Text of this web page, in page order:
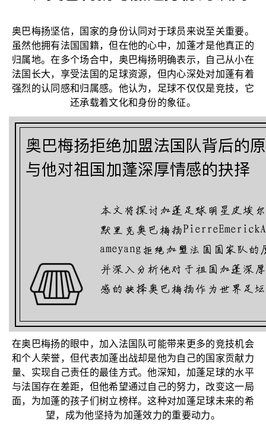
奥巴梅扬坚信，国家的身份认同对于球员来说至关重要。
虽然他拥有法国国籍，但在他的心中，加蓬才是他真正的
归属地。在多个场合中，奥巴梅扬明确表示，自己从小在
法国长大，享受法国的足球资源，但内心深处对加蓬有着
强烈的认同感和归属感。他认为，足球不仅仅是竞技，它
还承载着文化和身份的象征。
在奥巴梅扬的眼中，加入法国队可能带来更多的竞技机会
和个人荣誉，但代表加蓬出战却是他为自己的国家贡献力
量、实现自己责任的最佳方式。他深知，加蓬足球的水平
与法国存在差距，但他希望通过自己的努力，改变这一局
面，为加蓬的孩子们树立榜样。这种对加蓬足球未来的希
望，成为他坚持为加蓬效力的重要动力。